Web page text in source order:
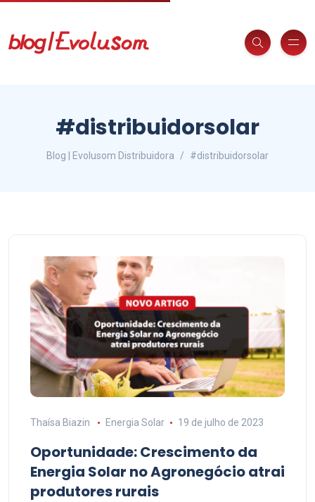
#distribuidorsolar
Blog | Evolusom Distribuidora #distribuidorsolar
Thaísa Biazin Energia Solar 19 de julho de 2023
Oportunidade: Crescimento da
Energia Solar no Agronegócio atrai
produtores rurais